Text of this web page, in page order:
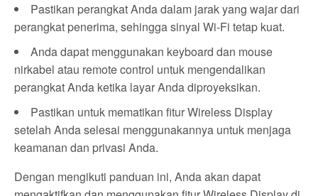
Pastikan perangkat Anda dalam jarak yang wajar dari
perangkat penerima, sehingga sinyal Wi-Fi tetap kuat.
Anda dapat menggunakan keyboard dan mouse
nirkabel atau remote control untuk mengendalikan
perangkat Anda ketika layar Anda diproyeksikan.
Pastikan untuk mematikan fitur Wireless Display
setelah Anda selesai menggunakannya untuk menjaga
keamanan dan privasi Anda.
Dengan mengikuti panduan ini, Anda akan dapat